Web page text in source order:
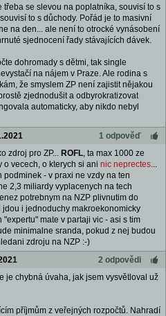
třeba se slevou na poplatníka, souvisí to s
to s důchody. Pořád je to masivní
na den... ale není to otrocké vynásobení
sjednocení řady stávajících dávek.
dohromady s dětmi, tak single
na nájem v Praze. Ale rodina s
že smyslem ZP není zajistit nějakou
zjednodušit a odbyrokratizovat
automaticky, aby nikdo nebyl
1 odpověď
zdroj pro ZP... ROFL, ta max 1000 ze
o vecech, o kterych si ani nic neprectes...
podminek - v praxi ne vzdy na ten
2,3 miliardy vyplacenych na tech
potrebnym na NZP plivnutim do
jdou i jednoduchy makroekonomicky
"expertu" mate v partaji vic - asi s tim
minimalne sranda, pokud z nej budou
zdroju na NZP :-)
2 odpovědi
je chybná úvaha, jak jsem vysvětloval už
příjmům z veřejných rozpočtů. Nahradí